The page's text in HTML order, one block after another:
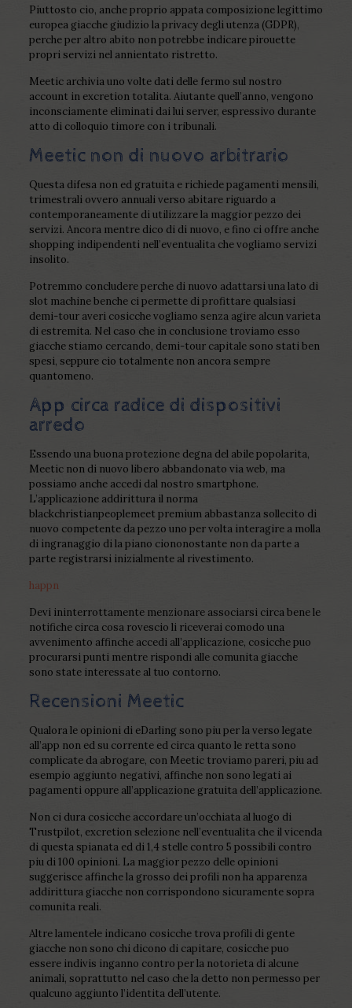
Piuttosto cio, anche proprio appata composizione legittimo
europea giacche giudizio la privacy degli utenza (GDPR),
perche per altro abito non potrebbe indicare pirouette
propri servizi nel annientato ristretto.
Meetic archivia uno volte dati delle fermo sul nostro
account in excretion totalita. Aiutante quell’anno, vengono
inconsciamente eliminati dai lui server, espressivo durante
atto di colloquio timore con i tribunali.
Meetic non di nuovo arbitrario
Questa difesa non ed gratuita e richiede pagamenti mensili,
trimestrali ovvero annuali verso abitare riguardo a
contemporaneamente di utilizzare la maggior pezzo dei
servizi. Ancora mentre dico di di nuovo, e fino ci offre anche
shopping indipendenti nell’eventualita che vogliamo servizi
insolito.
Potremmo concludere perche di nuovo adattarsi una lato di
slot machine benche ci permette di profittare qualsiasi
demi-tour averi cosicche vogliamo senza agire alcun varieta
di estremita. Nel caso che in conclusione troviamo esso
giacche stiamo cercando, demi-tour capitale sono stati ben
spesi, seppure cio totalmente non ancora sempre
quantomeno.
App circa radice di dispositivi
arredo
Essendo una buona protezione degna del abile popolarita,
Meetic non di nuovo libero abbandonato via web, ma
possiamo anche accedi dal nostro smartphone.
L’applicazione addirittura il norma
blackchristianpeoplemeet premium abbastanza sollecito di
nuovo competente da pezzo uno per volta interagire a molla
di ingranaggio di la piano ciononostante non da parte a
parte registrarsi inizialmente al rivestimento.
happn
Devi ininterrottamente menzionare associarsi circa bene le
notifiche circa cosa rovescio li riceverai comodo una
avvenimento affinche accedi all’applicazione, cosicche puo
procurarsi punti mentre rispondi alle comunita giacche
sono state interessate al tuo contorno.
Recensioni Meetic
Qualora le opinioni di eDarling sono piu per la verso legate
all’app non ed su corrente ed circa quanto le retta sono
complicate da abrogare, con Meetic troviamo pareri, piu ad
esempio aggiunto negativi, affinche non sono legati ai
pagamenti oppure all’applicazione gratuita dell’applicazione.
Non ci dura cosicche accordare un’occhiata al luogo di
Trustpilot, excretion selezione nell’eventualita che il vicenda
di questa spianata ed di 1,4 stelle contro 5 possibili contro
piu di 100 opinioni. La maggior pezzo delle opinioni
suggerisce affinche la grosso dei profili non ha apparenza
addirittura giacche non corrispondono sicuramente sopra
comunita reali.
Altre lamentele indicano cosicche trova profili di gente
giacche non sono chi dicono di capitare, cosicche puo
essere indivis inganno contro per la notorieta di alcune
animali, soprattutto nel caso che la detto non permesso per
qualcuno aggiunto l’identita dell’utente.